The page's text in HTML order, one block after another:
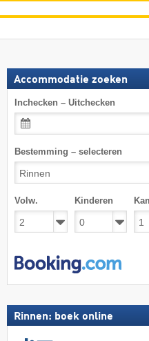
Accommodatie zoeken
Inchecken – Uitchecken
Bestemming – selecteren
Volw. Kinderen
Rinnen: boek online